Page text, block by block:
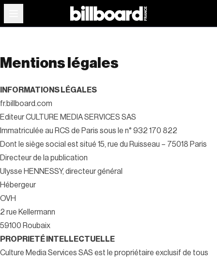
Mentions légales
INFORMATIONS LÉGALES
fr.billboard.com
Editeur CULTURE MEDIA SERVICES SAS
Immatriculée au RCS de Paris sous le n° 932 170 822
Dont le siège social est situé 15, rue du Ruisseau – 75018 Paris
Directeur de la publication
Ulysse HENNESSY, directeur général
Hébergeur
OVH
2 rue Kellermann
59100 Roubaix
PROPRIETÉ INTELLECTUELLE
Culture Media Services SAS est le propriétaire exclusif de tous